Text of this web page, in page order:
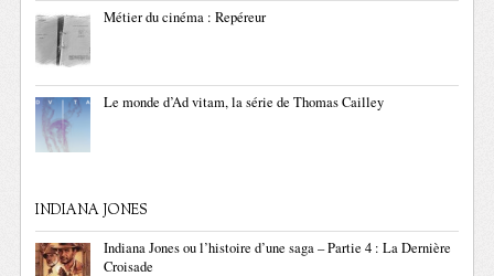
Métier du cinéma : Repéreur
Le monde d’Ad vitam, la série de Thomas Cailley
INDIANA JONES
Indiana Jones ou l’histoire d’une saga – Partie 4 : La Dernière
Croisade